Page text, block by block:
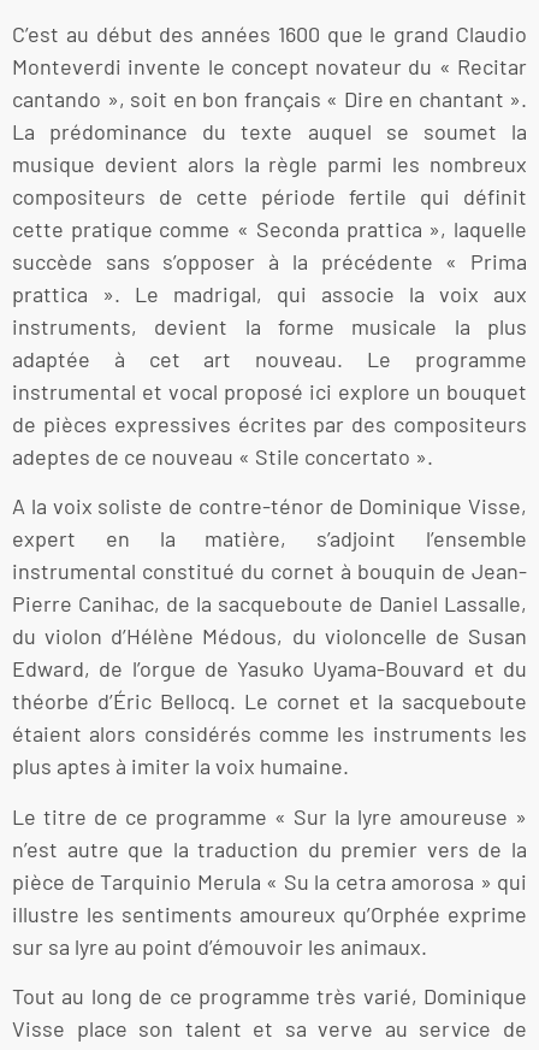
C’est au début des années 1600 que le grand Claudio
Monteverdi invente le concept novateur du « Recitar
cantando », soit en bon français « Dire en chantant ».
La prédominance du texte auquel se soumet la
musique devient alors la règle parmi les nombreux
compositeurs de cette période fertile qui définit
cette pratique comme « Seconda prattica », laquelle
succède sans s’opposer à la précédente « Prima
prattica ». Le madrigal, qui associe la voix aux
instruments, devient la forme musicale la plus
adaptée à cet art nouveau. Le programme
instrumental et vocal proposé ici explore un bouquet
de pièces expressives écrites par des compositeurs
adeptes de ce nouveau « Stile concertato ».
A la voix soliste de contre-ténor de Dominique Visse,
expert en la matière, s’adjoint l’ensemble
instrumental constitué du cornet à bouquin de Jean-
Pierre Canihac, de la sacqueboute de Daniel Lassalle,
du violon d’Hélène Médous, du violoncelle de Susan
Edward, de l’orgue de Yasuko Uyama-Bouvard et du
théorbe d’Éric Bellocq. Le cornet et la sacqueboute
étaient alors considérés comme les instruments les
plus aptes à imiter la voix humaine.
Le titre de ce programme « Sur la lyre amoureuse »
n’est autre que la traduction du premier vers de la
pièce de Tarquinio Merula « Su la cetra amorosa » qui
illustre les sentiments amoureux qu’Orphée exprime
sur sa lyre au point d’émouvoir les animaux.
Tout au long de ce programme très varié, Dominique
Visse place son talent et sa verve au service de